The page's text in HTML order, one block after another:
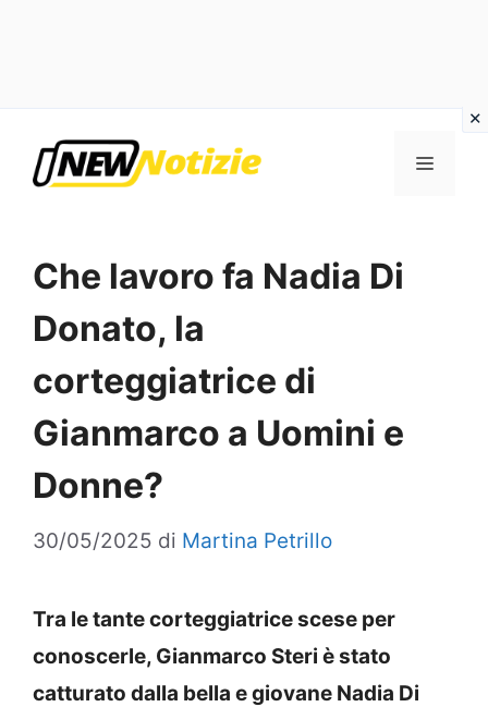
Menu
Che lavoro fa Nadia Di
Donato, la
corteggiatrice di
Gianmarco a Uomini e
Donne?
30/05/2025 di Martina Petrillo
Tra le tante corteggiatrice scese per
conoscerle, Gianmarco Steri è stato
catturato dalla bella e giovane Nadia Di